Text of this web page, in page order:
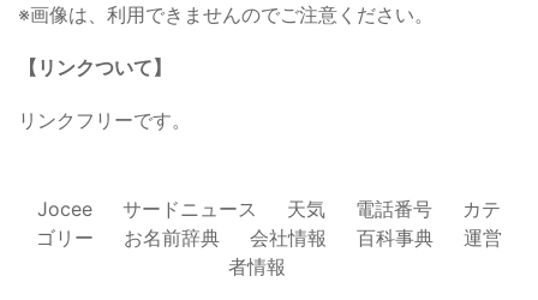
※画像は、利用できませんのでご注意ください。
【リンクついて】
リンクフリーです。
Jocee サードニュース 天気 電話番号
カテ
ゴリー
お名前辞典 会社情報 百科事典
運営
者情報